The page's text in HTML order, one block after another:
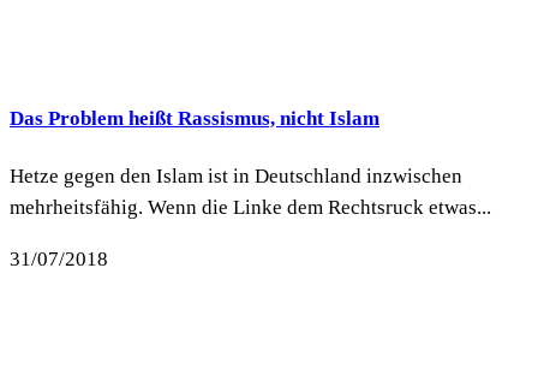
Das Problem heißt Rassismus, nicht Islam
Hetze gegen den Islam ist in Deutschland inzwischen
mehrheitsfähig. Wenn die Linke dem Rechtsruck etwas...
31/07/2018